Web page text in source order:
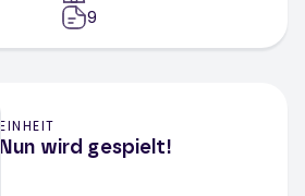
9
EINHEIT
Nun wird gespielt!